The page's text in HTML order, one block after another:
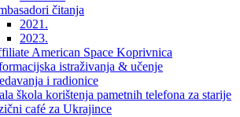
čitanja
2021.
2023.
American Space Koprivnica
istraživanja & učenje
i radionice
škola korištenja pametnih telefona za starije
café za Ukrajince